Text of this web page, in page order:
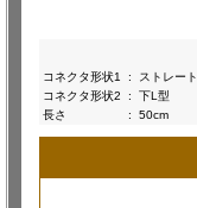
コネクタ形状1
:
ストレート
コネクタ形状2
:
下L型
長さ
: 50cm